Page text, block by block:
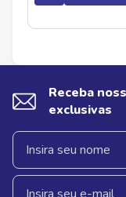
Receba
exclusivas